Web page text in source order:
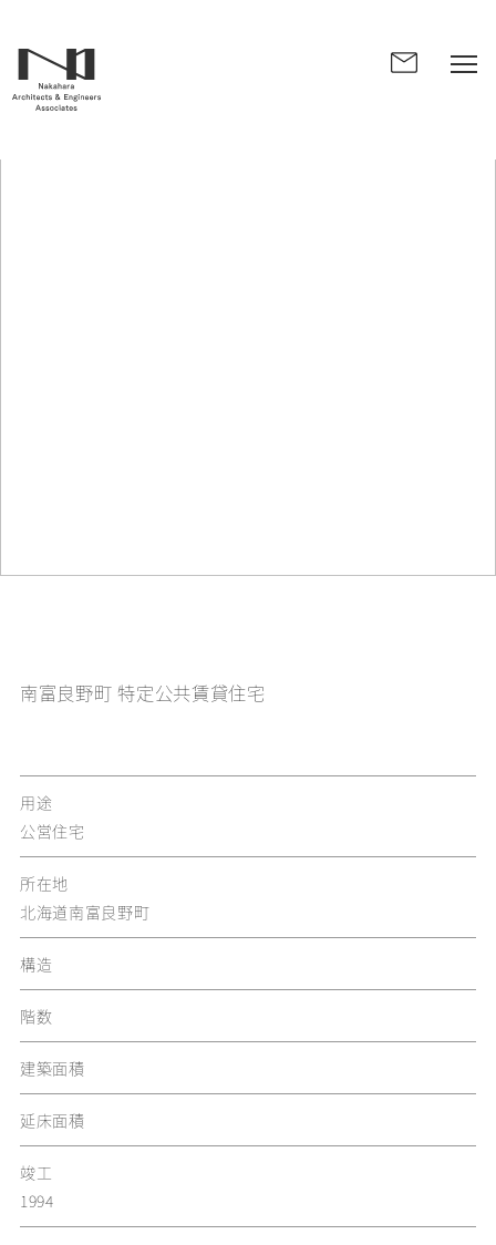
南富良野町 特定公共賃貸住宅
用途
公営住宅
所在地
北海道南富良野町
構造
階数
建築面積
延床面積
竣工
1994